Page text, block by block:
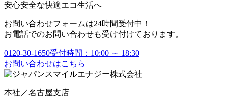
安心安全な快適エコ生活へ
お問い合わせフォームは24時間受付中！
お電話でのお問い合わせも受け付けております。
0120-30-1650受付時間：10:00 ～ 18:30
お問い合わせはこちら
本社／名古屋支店